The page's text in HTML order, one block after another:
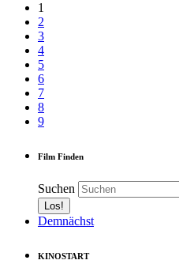
1
2
3
4
5
6
7
8
9
Film Finden
Suchen
Demnächst
KINOSTART